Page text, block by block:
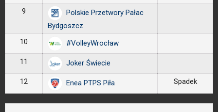
9
Polskie Przetwory Pałac
Bydgoszcz
10
#VolleyWrocław
11 Joker Świecie
12 Enea PTPS Piła Spadek